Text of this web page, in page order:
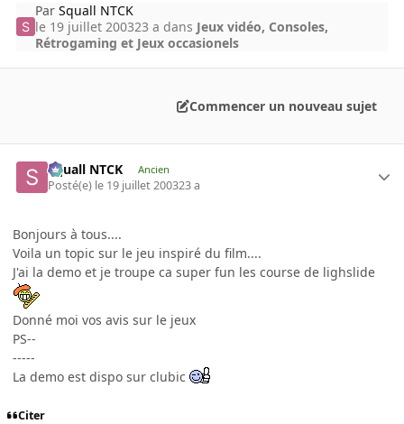
ParSquall NTCK
le 19 juillet 200323 a dans Jeux vidéo, Consoles,
Rétrogaming et Jeux occasionels
Commencer un nouveau sujet
Squall NTCK Ancien
Posté(e) le 19 juillet 200323 a
Bonjours à tous....
Voila un topic sur le jeu inspiré du film....
J'ai la demo et je troupe ca super fun les course de lighslide
Donné moi vos avis sur le jeux
PS--
-----
La demo est dispo sur clubic
Citer